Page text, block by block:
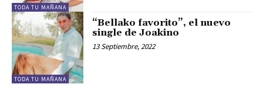
TODA TU MAÑANA
TODA TU MAÑANA
“Bellako favorito”, el nuevo
single de Joakino
13 Septiembre, 2022